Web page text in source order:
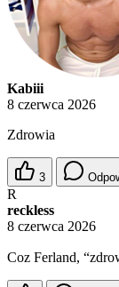
Kabiii
8 czerwca 2026
Zdrowia
3
R
reckless
8 czerwca 2026
Coz Ferland,